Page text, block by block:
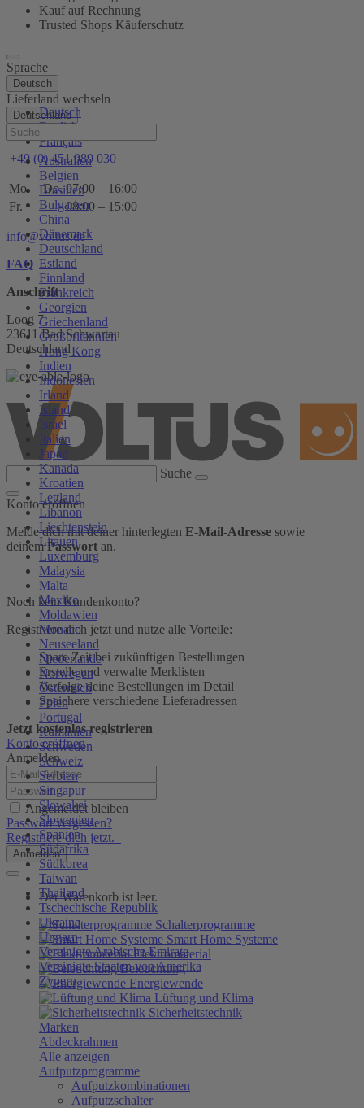
Kauf auf Rechnung
Trusted Shops Käuferschutz
Sprache
Deutsch
Deutsch
English
Français
Lieferland wechseln
Deutschland
Australien
Belgien
Brasilien
Bulgarien
China
Dänemark
Deutschland
Estland
Finnland
Frankreich
Georgien
Griechenland
Großbritannien
Hong Kong
Indien
Indonesien
Irland
Island
Israel
Italien
Japan
Kanada
Kroatien
Lettland
Libanon
Liechtenstein
Litauen
Luxemburg
Malaysia
Malta
Mexiko
Moldawien
Monaco
Neuseeland
Niederlande
Norwegen
Österreich
Polen
Portugal
Rumänien
Schweden
Schweiz
Serbien
Singapur
Slowakei
Slowenien
Spanien
Südafrika
Südkorea
Taiwan
Thailand
Tschechische Republik
Ukraine
Ungarn
Vereinigte Arabische Emirate
Vereinigte Staaten von Amerika
Zypern
Hilfe
+49 (0) 451 989 030
Mo. – Do. 07:00 – 16:00
Fr.
08:00 – 15:00
info@voltus.de
FAQ
Anschrift
Loog 7
23611 Bad Schwartau
Deutschland
Suche
Konto eröffnen
Melde dich mit deiner hinterlegten E-Mail-Adresse sowie
deinemPasswort an.
Noch kein Kundenkonto?
Registriere dich jetzt und nutze alle Vorteile:
Spare Zeit bei zukünftigen Bestellungen
Erstelle und verwalte Merklisten
Verfolge deine Bestellungen im Detail
Speichere verschiedene Lieferadressen
Jetzt kostenlos registrieren
Konto eröffnen
Anmelden
Angemeldet bleiben
Passwort vergessen?
Registriere dich jetzt.
Anmelden
Der Warenkorb ist leer.
Schalterprogramme
Smart Home Systeme
Elektromaterial
Beleuchtung
Energiewende
Lüftung und Klima
Sicherheitstechnik
Marken
Abdeckrahmen
Alle anzeigen
Aufputzprogramme
Aufputzkombinationen
Aufputzschalter